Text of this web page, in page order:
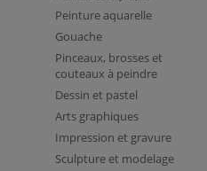
Peinture aquarelle
Gouache
Pinceaux, brosses et
couteaux à peindre
Dessin et pastel
Arts graphiques
Impression et gravure
Sculpture et modelage